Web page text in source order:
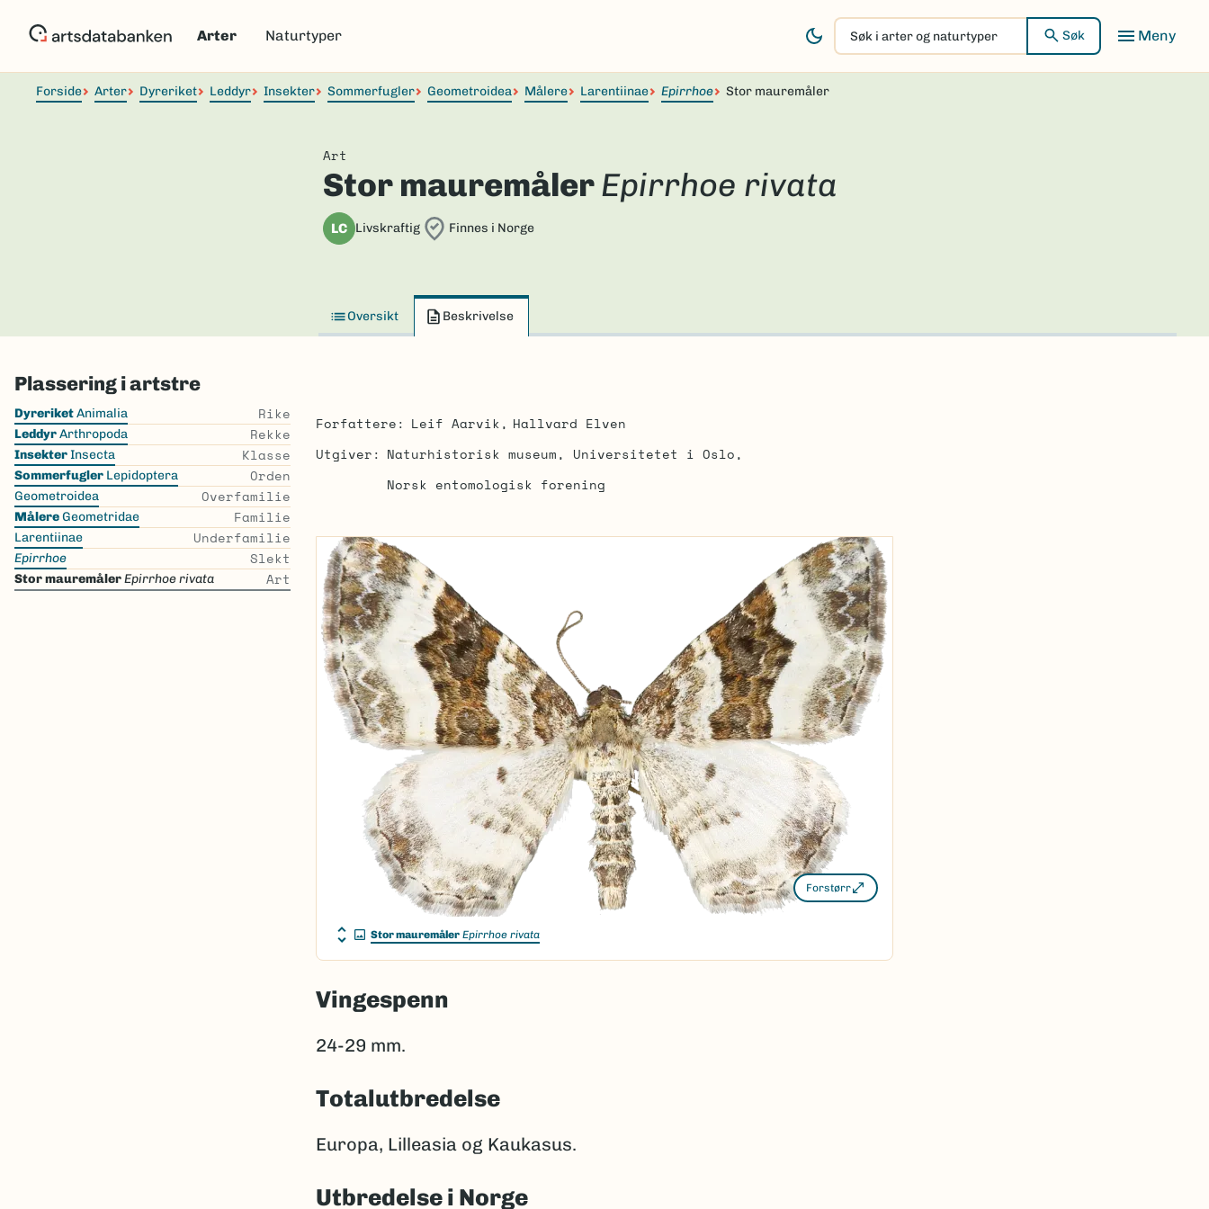
Arter Naturtyper
Søk
i
arter
Søk
Forside Arter Dyreriket Leddyr Insekter Sommerfugler Geometroidea Målere Larentiinae Epirrhoe Stor mauremåler
Art
Stor mauremålerEpirrhoe rivata
LC Livskraftig Finnes i Norge
Oversikt Beskrivelse
Plassering i artstre
Skip
the
list
DyreriketAnimalia Rike
LeddyrArthropoda Rekke
InsekterInsecta Klasse
Sommerfugler Lepidoptera Orden
Geometroidea Overfamilie
MålereGeometridae Familie
Larentiinae Underfamilie
Epirrhoe Slekt
Stor mauremålerEpirrhoe rivata Art
Forfattere Leif Aarvik
Hallvard Elven
Utgiver
Naturhistorisk museum, Universitetet i Oslo
Norsk entomologisk forening
Forstørr
Stor mauremåler Epirrhoe rivata
Vingespenn
24-29 mm.
Totalutbredelse
Europa, Lilleasia og Kaukasus.
Utbredelse i Norge